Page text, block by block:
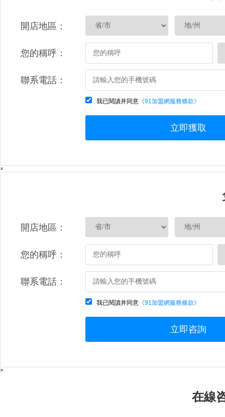
開店地區：
您的稱呼：
聯系電話：
我已閱讀并同意 《91加盟網服務條款》
立即獲取
×
開店地區：
您的稱呼：
聯系電話：
我已閱讀并同意 《91加盟網服務條款》
立即咨詢
×
在線